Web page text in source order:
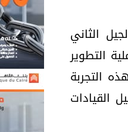
الثاني
التطوير
التجربة
القيادات